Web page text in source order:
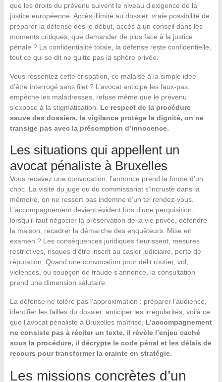
que les droits du prévenu suivent le niveau d’exigence de la
justice européenne. Accès illimité au dossier, vraie possibilité de
préparer la défense dès le début, accès à un conseil dans les
moments critiques, que demander de plus face à la justice
pénale ? La confidentialité totale, la défense reste confidentielle,
tout ce qui se dit ne quitte pas la sphère privée.
Vous ressentez cette crispation, ce malaise à la simple idée
d’être interrogé sans filet ? L’avocat anticipe les faux-pas,
empêche les maladresses, refuse même que le prévenu
s’expose à la stigmatisation. Le respect de la procédure
sauve des dossiers, la vigilance protège la dignité, on ne
transige pas avec la présomption d’innocence.
Les situations qui appellent un
avocat pénaliste à Bruxelles
Vous recevez une convocation, l’annonce prend la forme d’un
choc. La visite du juge ou du commissariat s’incruste dans la
mémoire, on ne ressort pas indemne d’un tel rendez-vous.
L’accompagnement devient évident lors d’une perquisition,
lorsqu’il faut négocier la préservation de la vie privée, défendre
la maison, recadrer la démarche des enquêteurs. Mise en
examen ? Les conséquences juridiques fleurissent, mesures
restrictives, risques d’être inscrit au casier judiciaire, perte de
réputation. Quand une convocation pour délit routier, vol,
violences, ou soupçon de fraude s’annonce, la consultation
prend une dimension salutaire.
La défense ne tolère pas l’approximation : préparer l’audience,
identifier les failles du dossier, anticiper les irrégularités, voilà ce
que l’avocat pénaliste à Bruxelles maîtrise. L’accompagnement
ne consiste pas à réciter un texte, il révèle l’enjeu caché
sous la procédure, il décrypte le code pénal et les délais de
recours pour transformer la crainte en stratégie.
Les missions concrètes d’un